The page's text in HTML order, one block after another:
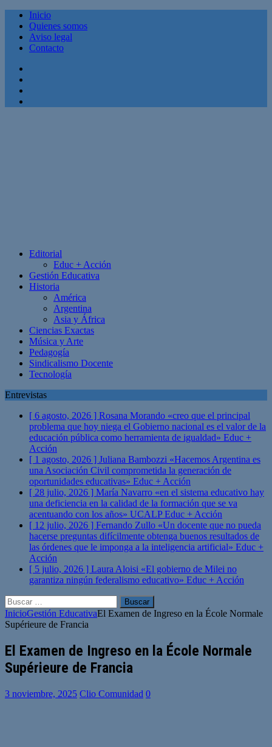
Inicio
Quienes somos
Aviso legal
Contacto
Editorial
Educ + Acción
Gestión Educativa
Historia
América
Argentina
Asia y África
Ciencias Exactas
Música y Arte
Pedagogía
Sindicalismo Docente
Tecnología
Entrevistas
[ 6 agosto, 2026 ] Rosana Morando «creo que el principal
problema que hoy niega el Gobierno nacional es el valor de la
educación pública como herramienta de igualdad» Educ +
Acción
[ 1 agosto, 2026 ] Juliana Bambozzi «Hacemos Argentina es
una Asociación Civil comprometida la generación de
oportunidades educativas» Educ + Acción
[ 28 julio, 2026 ] María Navarro «en el sistema educativo hay
una deficiencia en la calidad de la formación que se va
acentuando con los años» UCALPEduc + Acción
[ 12 julio, 2026 ] Fernando Zullo «Un docente que no pueda
hacerse preguntas difícilmente obtenga buenos resultados de
las órdenes que le imponga a la inteligencia artificial» Educ +
Acción
[ 5 julio, 2026 ] Laura Aloisi «El gobierno de Milei no
garantiza ningún federalismo educativo» Educ + Acción
Buscar:
InicioGestión EducativaEl Examen de Ingreso en la École Normale
Supérieure de Francia
El Examen de Ingreso en la École Normale
Supérieure de Francia
3 noviembre, 2025 Clio Comunidad 0